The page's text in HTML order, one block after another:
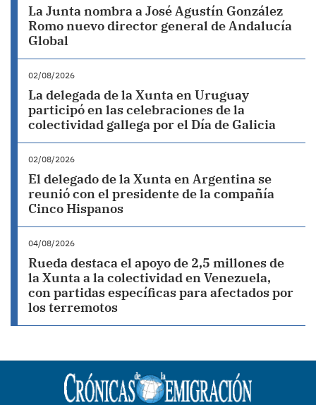
La Junta nombra a José Agustín González
Romo nuevo director general de Andalucía
Global
02/08/2026
La delegada de la Xunta en Uruguay
participó en las celebraciones de la
colectividad gallega por el Día de Galicia
02/08/2026
El delegado de la Xunta en Argentina se
reunió con el presidente de la compañía
Cinco Hispanos
04/08/2026
Rueda destaca el apoyo de 2,5 millones de
la Xunta a la colectividad en Venezuela,
con partidas específicas para afectados por
los terremotos